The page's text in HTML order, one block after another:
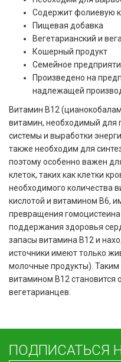
Содержит фолиевую
Пищевая добавка
Вегетарианский и
Кошерный продукт
Семейное
Произведено на
надлежащей
Витамин B12
витамин, необходимый для
системы и выработки
также необходим для
поэтому особенно важен
клеток, таких как клетки
необходимого количества
кислотой и витамином B6,
превращения
поддержания здоровья
запасы витамина B12 и
источники имеют только
молочные продукты).
витамином B12 становится
вегетарианцев.
ПОДПИСАТЬСЯ